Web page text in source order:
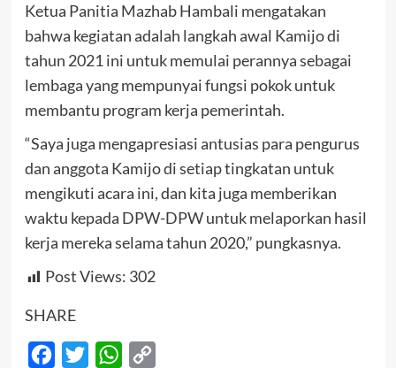
Ketua Panitia Mazhab Hambali mengatakan
bahwa kegiatan adalah langkah awal Kamijo di
tahun 2021 ini untuk memulai perannya sebagai
lembaga yang mempunyai fungsi pokok untuk
membantu program kerja pemerintah.
“Saya juga mengapresiasi antusias para pengurus
dan anggota Kamijo di setiap tingkatan untuk
mengikuti acara ini, dan kita juga memberikan
waktu kepada DPW-DPW untuk melaporkan hasil
kerja mereka selama tahun 2020,” pungkasnya.
Post Views: 302
SHARE
Facebook
Twitter WhatsApp